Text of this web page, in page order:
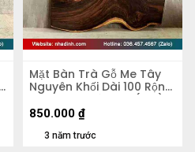
Mặt Bàn Trà Gỗ Me Tây
Nguyên Khối Dài 100 Rộng
67-44-90 Dày 2,8 (cm)
3 năm trước
850.000 ₫